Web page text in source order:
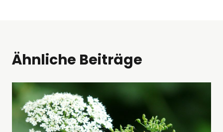
Ähnliche Beiträge